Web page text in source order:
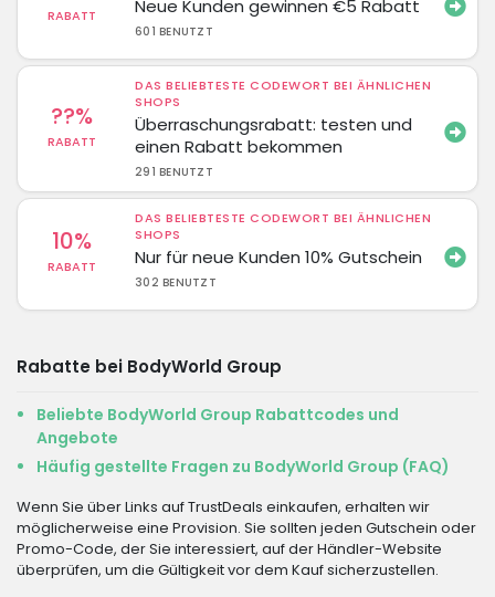
RABATT Neue Kunden gewinnen €5 Rabatt
601 BENUTZT
??%
RABATT
DAS BELIEBTESTE CODEWORT BEI ÄHNLICHEN
SHOPS
Überraschungsrabatt: testen und
einen Rabatt bekommen
291 BENUTZT
10%
RABATT
DAS BELIEBTESTE CODEWORT BEI ÄHNLICHEN
SHOPS
Nur für neue Kunden 10% Gutschein
302 BENUTZT
Rabatte bei BodyWorld Group
Beliebte BodyWorld Group Rabattcodes und
Angebote
Häufig gestellte Fragen zu BodyWorld Group (FAQ)
Wenn Sie über Links auf TrustDeals einkaufen, erhalten wir
möglicherweise eine Provision. Sie sollten jeden Gutschein oder
Promo-Code, der Sie interessiert, auf der Händler-Website
überprüfen, um die Gültigkeit vor dem Kauf sicherzustellen.